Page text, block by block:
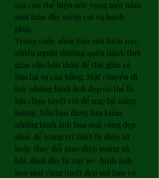
mà còn thể hiện ước vọng một năm
mới tràn đầy niềm vui và hạnh
phúc.
Trong cuộc sống bận rộn hiện nay,
nhiều người thường quên dành thời
gian cho bản thân để thư giãn và
tìm lại sự cân bằng. Một chuyến đi
hay những hình ảnh đẹp có thể là
lựa chọn tuyệt vời để nạp lại năng
lượng. Nếu bạn đang tìm kiếm
những hình ảnh hoa mai vàng đẹp
nhất để trang trí thiết bị điện tử
hoặc thay đổi giao diện mạng xã
hội, dưới đây là top 30+ hình ảnh
hoa mai vàng tuyệt đẹp mà bạn có